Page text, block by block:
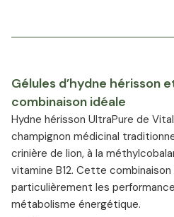
Gélules d’hydne hérisson
combinaison idéale
Hydne hérisson UltraPure de
champignon médicinal
crinière de lion, à la
vitamine B12. Cette
particulièrement les
métabolisme énergétique.